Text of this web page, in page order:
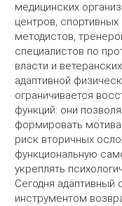
медицинских
центров,
методистов,
специалистов по
власти и
адаптивной
ограничивается
функций: они
формировать
риск вторичных
функциональную
укреплять
Сегодня адаптивный
инструментом